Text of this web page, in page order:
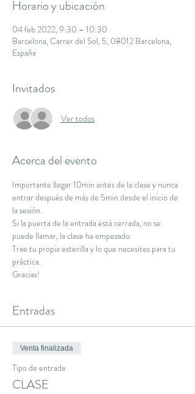
Horario y ubicación
04 feb 2022, 9:30 – 10:30
Barcelona, Carrer del Sol, 5, 08012 Barcelona,
España
Invitados
Ver todos
Acerca del evento
Importante llegar 10min antes de la clase y nunca
entrar después de más de 5min desde el inicio de
la sesión.
Si la puerta de la entrada está cerrada, no se
puede llamar, la clase ha empezado.
Trae tu propia esterilla y lo que necesites para tu
práctica.
Gracias!
Entradas
Venta finalizada
Tipo de entrada
CLASE